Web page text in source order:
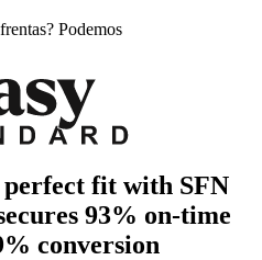
Podemos
fit with SFN
93% on-time
conversion